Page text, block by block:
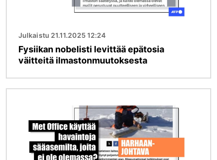
Julkaistu 21.11.2025 12:24
Fysiikan nobelisti levittää epätosia
väitteitä ilmastonmuutoksesta